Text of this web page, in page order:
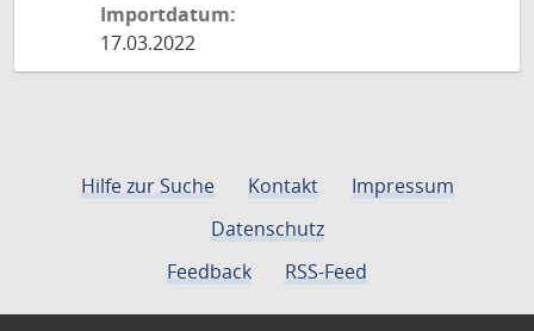
Importdatum:
17.03.2022
Hilfe zur Suche Kontakt
Impressum
Datenschutz
Feedback
RSS-Feed